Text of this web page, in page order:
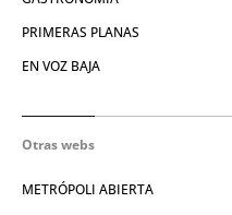
PRIMERAS PLANAS
EN VOZ BAJA
Otras webs
METRÓPOLI ABIERTA